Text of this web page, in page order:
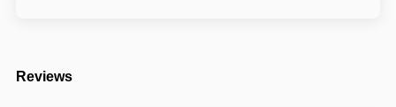
Reviews